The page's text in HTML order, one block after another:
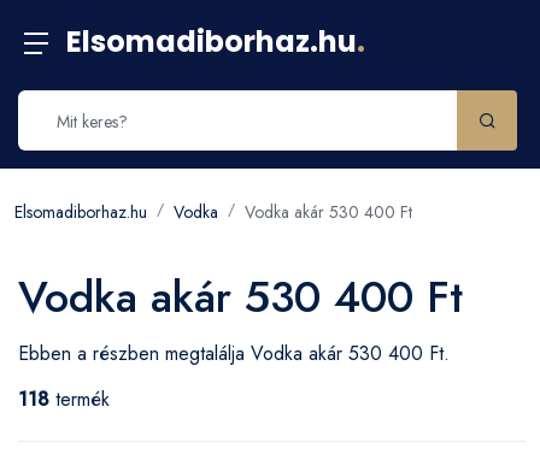
Elsomadiborhaz.hu.
Elsomadiborhaz.hu Vodka Vodka akár 530 400 Ft
Vodka akár 530 400 Ft
Ebben a részben megtalálja Vodka akár 530 400 Ft.
118 termék